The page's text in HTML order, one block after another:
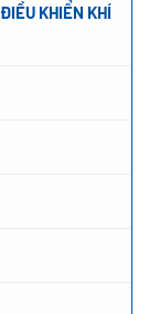
KHIỂN KHÍ